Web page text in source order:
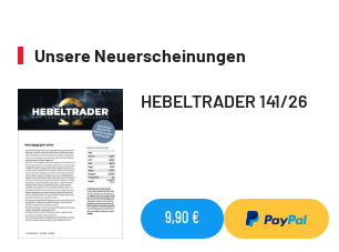
Unsere Neuerscheinungen
HEBELTRADER 141/26
9,90 €